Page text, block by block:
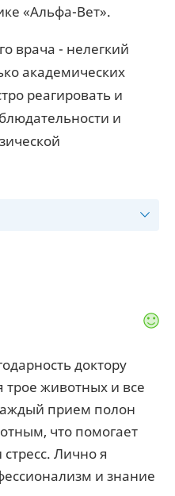
«Альфа-Вет».
врача - нелегкий
академических
реагировать и
и
доктору
животных и все
прием полон
что помогает
Лично я
и знание